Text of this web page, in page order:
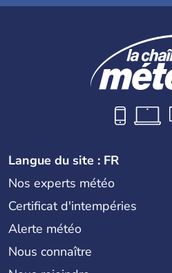
Langue du site : FR
Nos experts météo
Certificat d'intempéries
Alerte météo
Nous connaître